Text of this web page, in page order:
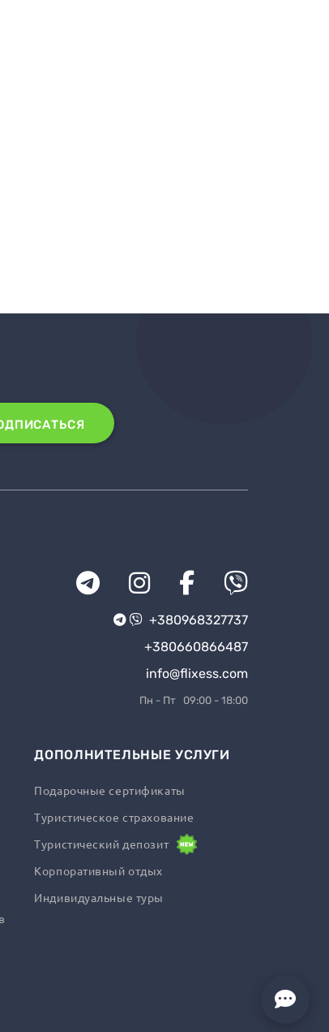
+380968327737
+380660866487
info@flixess.com
Пн - Пт 09:00 - 18:00
ДОПОЛНИТЕЛЬНЫЕ УСЛУГИ
Подарочные сертификаты
Туристическое страхование
Туристический депозит
Корпоративный отдых
Индивидуальные туры